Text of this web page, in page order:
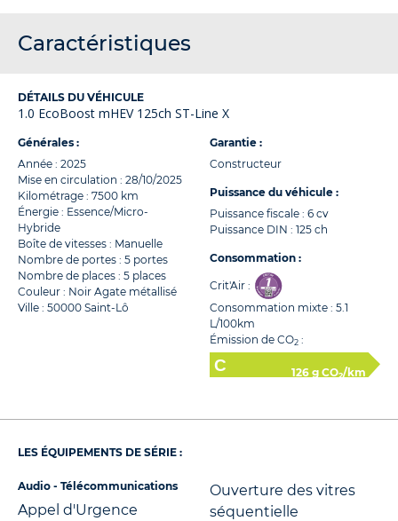
Caractéristiques
DÉTAILS DU VÉHICULE
1.0 EcoBoost mHEV 125ch ST-Line X
Générales :
Année : 2025
Mise en circulation : 28/10/2025
Kilométrage : 7500 km
Énergie : Essence/Micro-
Hybride
Boîte de vitesses : Manuelle
Nombre de portes : 5 portes
Nombre de places : 5 places
Couleur : Noir Agate métallisé
Ville : 50000 Saint-Lô
Garantie :
Constructeur
Puissance du véhicule :
Puissance fiscale : 6 cv
Puissance DIN : 125 ch
Consommation :
Crit'Air :
Consommation mixte : 5.1
L/100km
Émission de CO2 :
126 g CO2/km
LES ÉQUIPEMENTS DE SÉRIE :
Audio - Télécommunications
Appel d'Urgence
Ouverture des vitres
séquentielle